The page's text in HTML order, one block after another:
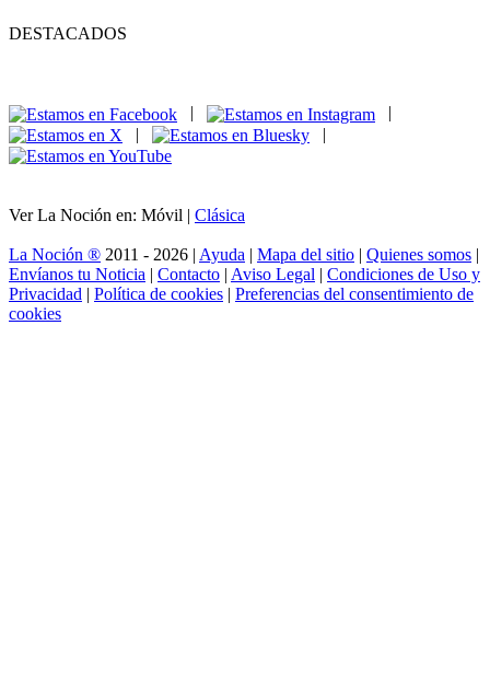
DESTACADOS
|
|
Ver La Noción en: Móvil | Clásica
La Noción ® 2011 - 2026 | Ayuda | Mapa del sitio | Quienes somos |
Envíanos tu Noticia | Contacto | Aviso Legal | Condiciones de Uso y
Privacidad | Política de cookies | Preferencias del consentimiento de
cookies